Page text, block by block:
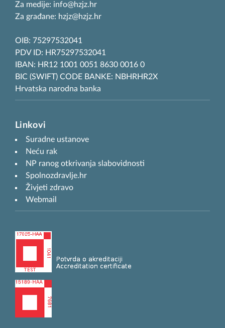
Za medije: info@hzjz.hr
Za građane: hzjz@hzjz.hr
OIB: 75297532041
PDV ID: HR75297532041
IBAN: HR12 1001 0051 8630 0016 0
BIC (SWIFT) CODE BANKE: NBHRHR2X
Hrvatska narodna banka
Linkovi
Suradne ustanove
Neću rak
NP ranog otkrivanja slabovidnosti
Spolnozdravlje.hr
Živjeti zdravo
Webmail